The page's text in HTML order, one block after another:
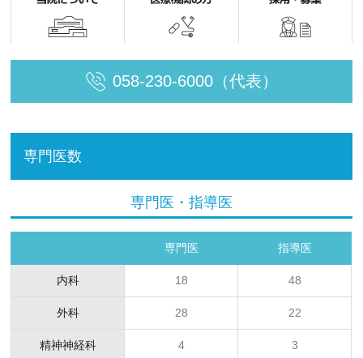
058-230-6000（代表）
専門医数
専門医・指導医
専門医 指導医
内科 18 48
外科 28 22
精神神経科 4 3